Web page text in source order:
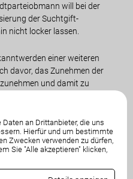
an Drittanbieter, die uns
Hierfür und um bestimmte
Zwecken verwenden zu dürfen,
Sie "Alle akzeptieren" klicken,
will bei der
der Suchtgift-
nicht locker lassen.
einer weiteren
davor, das Zunehmen der
und damit zu
der Schwellen
„Wenn ich heute - so wie in
Drogenbesteck bekomme,
von Cannabis-Pflanzen
in Wien - Cannabis-
sich niemand zu